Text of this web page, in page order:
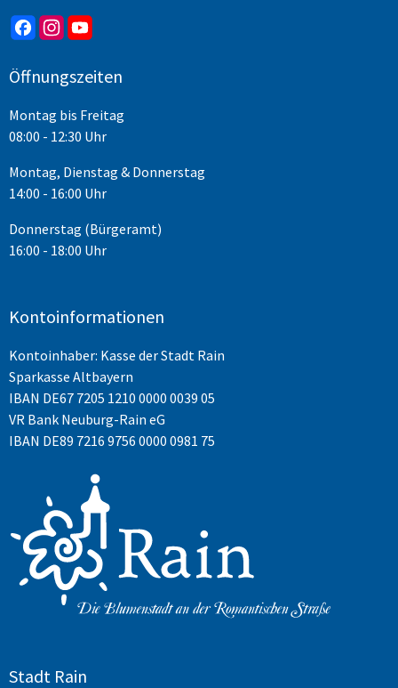
Öffnungszeiten
Montag bis Freitag
08:00 - 12:30 Uhr
Montag, Dienstag & Donnerstag
14:00 - 16:00 Uhr
Donnerstag (Bürgeramt)
16:00 - 18:00 Uhr
Kontoinformationen
Kontoinhaber: Kasse der Stadt Rain
Sparkasse Altbayern
IBAN DE67 7205 1210 0000 0039 05
VR Bank Neuburg-Rain eG
IBAN DE89 7216 9756 0000 0981 75
Stadt Rain